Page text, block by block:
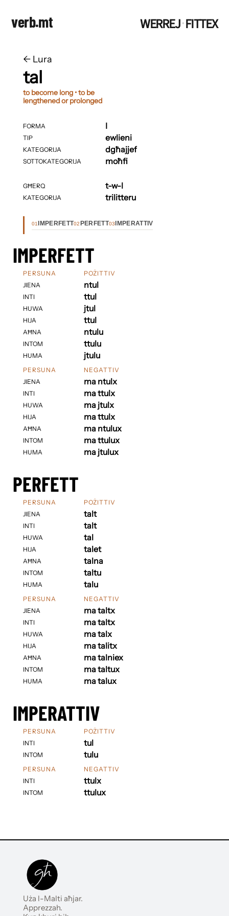
verb.mt WERREJ·FITTEX
← ​​Lura
tal
to become long • to be
lengthened or prolonged
FORMA
TIP
KATEGORIJA
SOTTOKATEGORIJA
GĦERQ
KATEGORIJA
I
ewlieni
dgħajjef
moħfi
t-w-l
trilitteru
01 IMPERFETT02 PERFETT03 IMPERATTIV
IMPERFETT
PERSUNA
JIENA
INTI
HUWA
HIJA
AĦNA
INTOM
HUMA
POŻITTIV
ntul
ttul
jtul
ttul
ntulu
ttulu
jtulu
PERSUNA
JIENA
INTI
HUWA
HIJA
AĦNA
INTOM
HUMA
NEGATTIV
ma ntulx
ma ttulx
ma jtulx
ma ttulx
ma ntulux
ma ttulux
ma jtulux
PERFETT
PERSUNA
JIENA
INTI
HUWA
HIJA
AĦNA
INTOM
HUMA
POŻITTIV
talt
talt
tal
talet
talna
taltu
talu
PERSUNA
JIENA
INTI
HUWA
HIJA
AĦNA
INTOM
HUMA
NEGATTIV
ma taltx
ma taltx
ma talx
ma talitx
ma talniex
ma taltux
ma talux
IMPERATTIV
PERSUNA
INTI
INTOM
POŻITTIV
tul
tulu
PERSUNA
INTI
INTOM
NEGATTIV
ttulx
ttulux
Uża l-Malti aħjar.
Apprezzah.